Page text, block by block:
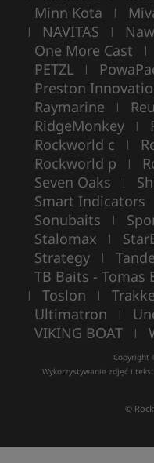
Minn Kota |
| NAVITAS |
One More Cast |
PETZL |
Preston
Raymarine |
RidgeMonkey |
Rockworld c |
Rockworld p |
Seven Oaks |
Smart Indicators
Sonubaits |
Stalomax |
Strategy |
TB Baits - Tomas
| Toslon |
Ultimatron |
VIKING BOAT |
Copyright
Wykorzystywanie zdjęć i
©